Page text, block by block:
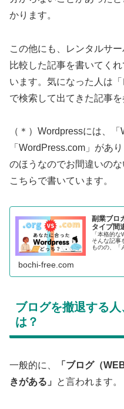
かります。
この他にも、レンタルサ
比較した記事を書いてく
います。気になった人は
で検索して出てきた記事
（＊）Wordpressには、
「WordPress.com」があ
のほうなのでお間違いのな
こちらで書いています。
副業ブロ
タイプ間
「本格的
そんな記事
ものの、「
てきます
めに間違
bochi-free.com
ブログを撤退する
は？
一般的に、
「ブログ（
きがある」
と言われます。